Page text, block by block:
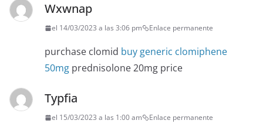
Wxwnap
el 14/03/2023 a las 3:06 pm Enlace permanente
purchase clomid buy generic clomiphene
50mg prednisolone 20mg price
Typfia
el 15/03/2023 a las 1:00 am Enlace permanente